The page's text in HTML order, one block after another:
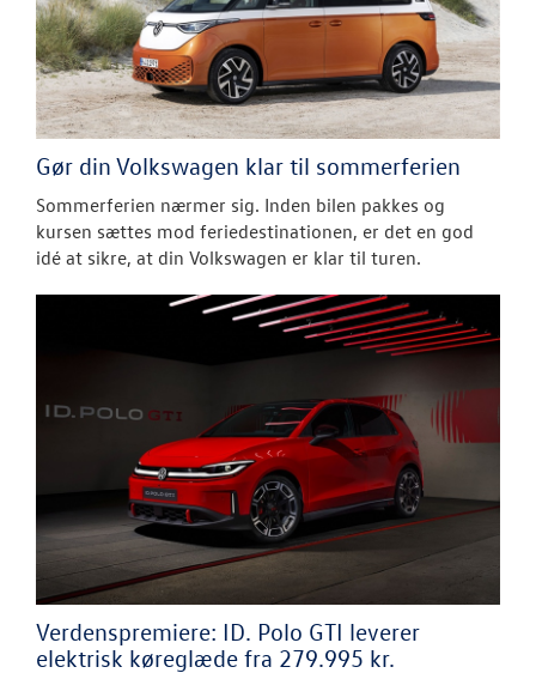
Gør din Volkswagen klar til sommerferien
Sommerferien nærmer sig. Inden bilen pakkes og
kursen sættes mod feriedestinationen, er det en god
idé at sikre, at din Volkswagen er klar til turen.
Verdenspremiere: ID. Polo GTI leverer
elektrisk køreglæde fra 279.995 kr.